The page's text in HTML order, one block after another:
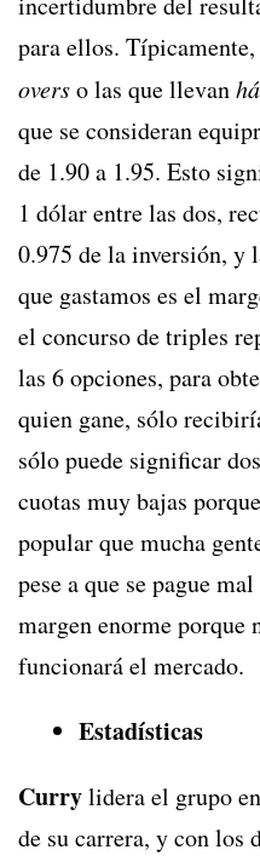
para ellos.
overso las que llevan
que se consideran
de 1.90 a 1.95. Esto
1 dólar entre las dos,
0.975 de la inversión, y
que gastamos es el
el concurso de triples
las 6 opciones, para
quien gane, sólo
sólo puede significar
cuotas muy bajas
popular que mucha
pese a que se pague
margen enorme
funcionará el mercado.
Estadísticas
Currylidera el grupo
de su carrera, y con los